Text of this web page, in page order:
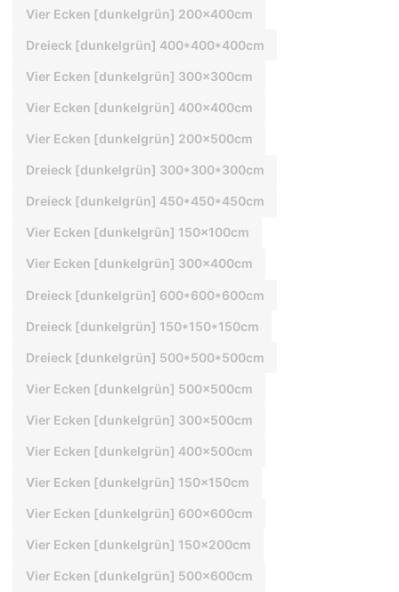
Vier Ecken [dunkelgrün] 200x400cm
Dreieck [dunkelgrün] 400*400*400cm
Vier Ecken [dunkelgrün] 300x300cm
Vier Ecken [dunkelgrün] 400x400cm
Vier Ecken [dunkelgrün] 200x500cm
Dreieck [dunkelgrün] 300*300*300cm
Dreieck [dunkelgrün] 450*450*450cm
Vier Ecken [dunkelgrün] 150x100cm
Vier Ecken [dunkelgrün] 300x400cm
Dreieck [dunkelgrün] 600*600*600cm
Dreieck [dunkelgrün] 150*150*150cm
Dreieck [dunkelgrün] 500*500*500cm
Vier Ecken [dunkelgrün] 500x500cm
Vier Ecken [dunkelgrün] 300x500cm
Vier Ecken [dunkelgrün] 400x500cm
Vier Ecken [dunkelgrün] 150x150cm
Vier Ecken [dunkelgrün] 600x600cm
Vier Ecken [dunkelgrün] 150x200cm
Vier Ecken [dunkelgrün] 500x600cm